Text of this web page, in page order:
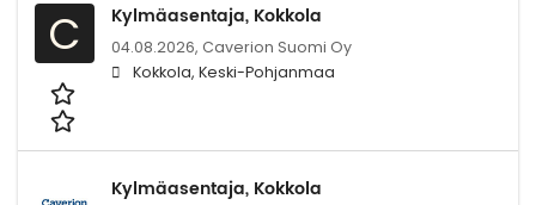
C Kylmäasentaja, Kokkola
04.08.2026, Caverion Suomi Oy
Kokkola, Keski-Pohjanmaa
Kylmäasentaja, Kokkola